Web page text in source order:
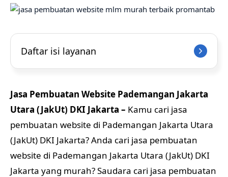
Daftar isi layanan
Jasa Pembuatan Website Pademangan Jakarta
Utara (JakUt) DKI Jakarta – Kamu cari jasa
pembuatan website di Pademangan Jakarta Utara
(JakUt) DKI Jakarta? Anda cari jasa pembuatan
website di Pademangan Jakarta Utara (JakUt) DKI
Jakarta yang murah? Saudara cari jasa pembuatan